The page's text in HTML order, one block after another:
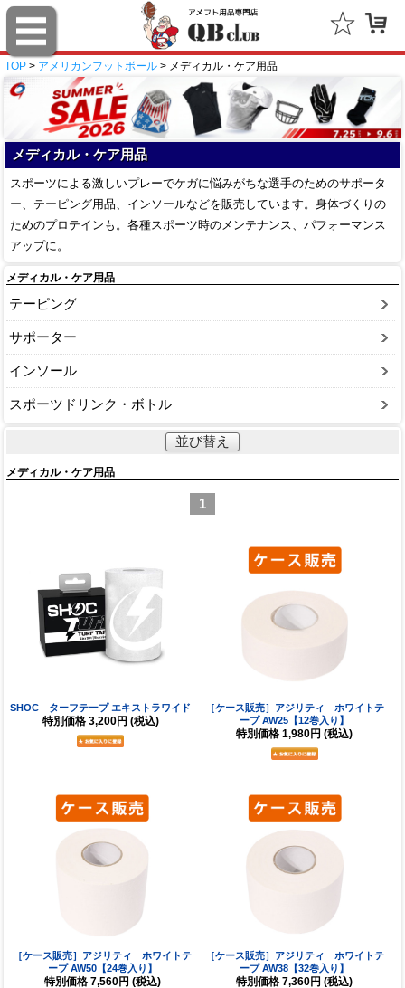
TOP > アメリカンフットボール > メディカル・ケア用品
メディカル・ケア用品
スポーツによる激しいプレーでケガに悩みがちな選手のためのサポータ
ー、テーピング用品、インソールなどを販売しています。身体づくりの
ためのプロテインも。各種スポーツ時のメンテナンス、パフォーマンス
アップに。
メディカル・ケア用品
テーピング
サポーター
インソール
スポーツドリンク・ボトル
並び替え
メディカル・ケア用品
1
SHOC ターフテープ エキストラワイド
特別価格 3,200円 (税込)
［ケース販売］アジリティ ホワイトテ
ープ AW25【12巻入り】
特別価格 1,980円 (税込)
［ケース販売］アジリティ ホワイトテ
ープ AW50【24巻入り】
特別価格 7,560円 (税込)
［ケース販売］アジリティ ホワイトテ
ープ AW38【32巻入り】
特別価格 7,360円 (税込)